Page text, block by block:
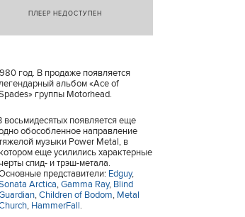
ПЛЕЕР НЕДОСТУПЕН
год. В продаже появляется
альбом «Ace of
группы Motorhead.
восьмидесятых появляется еще
обособленное направление
музыки Power Metal, в
котором еще усилились характерные
спид- и трэш-метала.
представители: Edguy,
Arctica,Gamma Ray, Blind
,Children of Bodom, Metal
, HammerFall.